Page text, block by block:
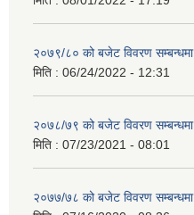
२०७९/८० को बजेट विवरण सम्बन्धमा
मिति : 06/24/2022 - 12:31
२०७८/७९ को बजेट विवरण सम्बन्धमा
मिति : 07/23/2021 - 08:01
२०७७/७८ को बजेट विवरण सम्बन्धमा